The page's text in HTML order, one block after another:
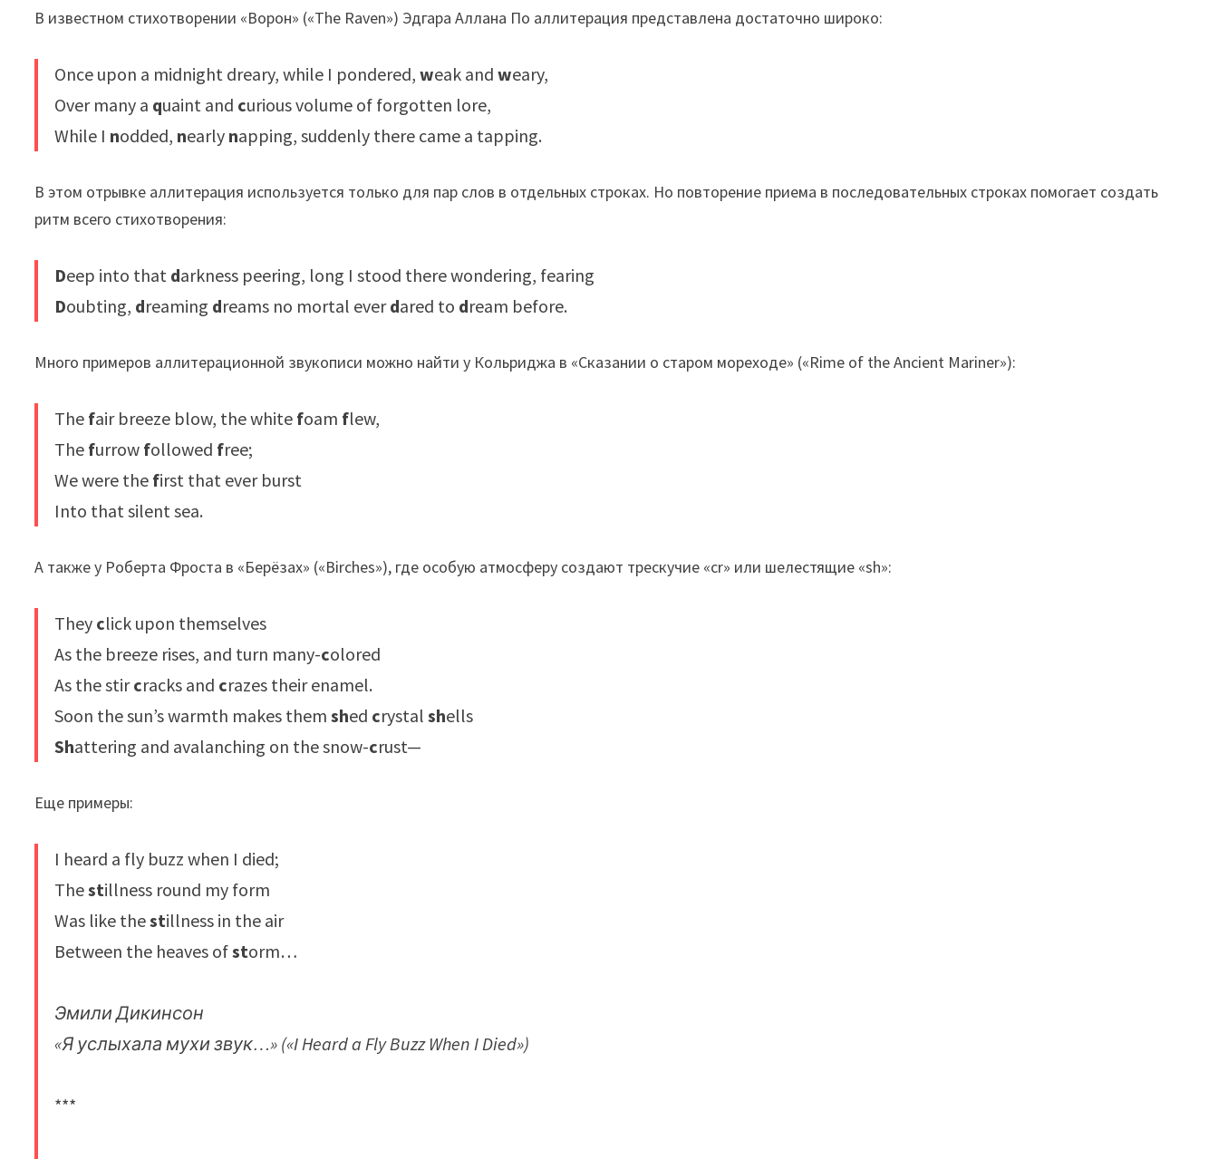
В известном стихотворении «Ворон» («The Raven») Эдгара Аллана По аллитерация представлена достаточно широко:
Once upon a midnight dreary, while I pondered,weak andweary,
Over many a quaint and curious volume of forgotten lore,
While I nodded, nearly napping, suddenly there came a tapping.
В этом отрывке аллитерация используется только для пар слов в отдельных строках. Но повторение приема в последовательных строках помогает создать
ритм всего стихотворения:
Deep into that darkness peering, long I stood there wondering, fearing
Doubting, dreaming dreams no mortal everdared to dream before.
Много примеров аллитерационной звукописи можно найти у Кольриджа в «Сказании о старом мореходе» («Rime of the Ancient Mariner»):
The fair breeze blow, the white foam flew,
The furrow followed free;
We were the first that ever burst
Into that silent sea.
А также у Роберта Фроста в «Берёзах» («Birches»), где особую атмосферу создают трескучие «cr» или шелестящие «sh»:
They click upon themselves
As the breeze rises, and turn many-colored
As the stircracks and crazes their enamel.
Soon the sun’s warmth makes themshed crystalshells
Shattering and avalanching on the snow-crust—
Еще примеры:
I heard a fly buzz when I died;
Thestillness round my form
Was like thestillness in the air
Between the heaves ofstorm…
Эмили Дикинсон
«Я услыхала мухи звук…» («I Heard a Fly Buzz When I Died»)
***